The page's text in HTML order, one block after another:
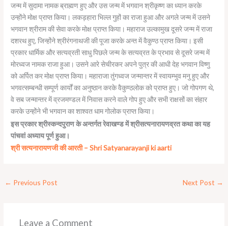
जन्म में सुदामा नामक ब्राह्मण हुए और उस जन्म में भगवान श्रीकृष्ण का ध्यान करके
उन्होंने मोक्ष प्राप्त किया। लकड़हारा भिल्ल गुहों का राजा हुआ और अगले जन्म में उसने
भगवान श्रीराम की सेवा करके मोक्ष प्राप्त किया। महाराज उल्कामुख दूसरे जन्म में राजा
दशरथ हुए, जिन्होंने श्रीरंगनाथजी की पूजा करके अन्त में वैकुण्ठ प्राप्त किया। इसी
प्रकार धार्मिक और सत्यव्रती साधु पिछले जन्म के सत्यव्रत के प्रभाव से दूसरे जन्म में
मोरध्वज नामक राजा हुआ। उसने आरे सेचीरकर अपने पुत्र की आधी देह भगवान विष्णु
को अर्पित कर मोक्ष प्राप्त किया। महाराजा तुंगध्वज जन्मान्तर में स्वायम्भुव मनु हुए और
भगवत्सम्बन्धी सम्पूर्ण कार्यों का अनुष्ठान करके वैकुण्ठलोक को प्राप्त हुए। जो गोपगण थे,
वे सब जन्मान्तर में व्रजमण्डल में निवास करने वाले गोप हुए और सभी राक्षसों का संहार
करके उन्होंने भी भगवान का शाश्वत धाम गोलोक प्राप्त किया।
इस प्रकार श्रीस्कन्दपुराण के अन्तर्गत रेवाखण्ड में श्रीसत्यनारायणव्रत कथा का यह
पांचवां अध्याय पूर्ण हुआ।
श्री सत्यनारायणजी की आरती – Shri Satyanarayanji ki aarti
← Previous Post Next Post →
Leave a Comment